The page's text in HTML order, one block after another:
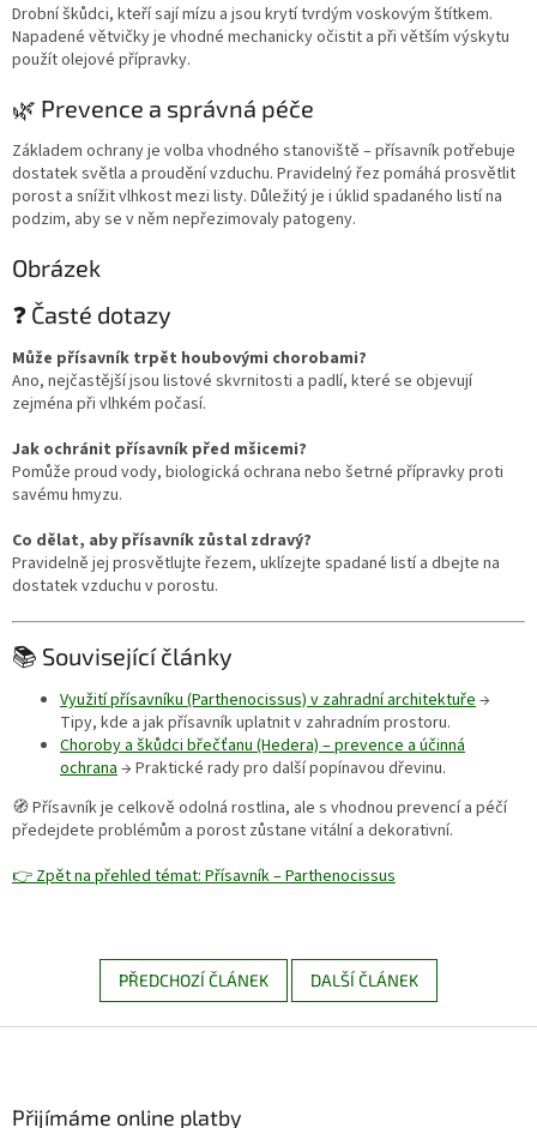
Drobní škůdci, kteří sají mízu a jsou krytí tvrdým voskovým štítkem.
Napadené větvičky je vhodné mechanicky očistit a při větším výskytu
použít olejové přípravky.
🌿 Prevence a správná péče
Základem ochrany je volba vhodného stanoviště – přísavník potřebuje
dostatek světla a proudění vzduchu. Pravidelný řez pomáhá prosvětlit
porost a snížit vlhkost mezi listy. Důležitý je i úklid spadaného listí na
podzim, aby se v něm nepřezimovaly patogeny.
Obrázek
❓ Časté dotazy
Může přísavník trpět houbovými chorobami?
Ano, nejčastější jsou listové skvrnitosti a padlí, které se objevují
zejména při vlhkém počasí.
Jak ochránit přísavník před mšicemi?
Pomůže proud vody, biologická ochrana nebo šetrné přípravky proti
savému hmyzu.
Co dělat, aby přísavník zůstal zdravý?
Pravidelně jej prosvětlujte řezem, uklízejte spadané listí a dbejte na
dostatek vzduchu v porostu.
📚 Související články
Využití přísavníku (Parthenocissus) v zahradní architektuře →
Tipy, kde a jak přísavník uplatnit v zahradním prostoru.
Choroby a škůdci břečťanu (Hedera) – prevence a účinná
ochrana → Praktické rady pro další popínavou dřevinu.
🧭 Přísavník je celkově odolná rostlina, ale s vhodnou prevencí a péčí
předejdete problémům a porost zůstane vitální a dekorativní.
👉 Zpět na přehled témat: Přísavník – Parthenocissus
PŘEDCHOZÍ ČLÁNEK DALŠÍ ČLÁNEK
Přijímáme online platby